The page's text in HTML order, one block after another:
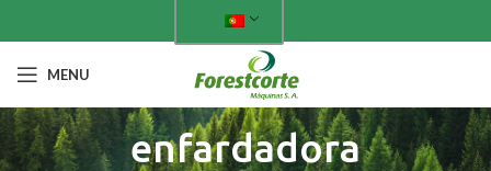
MENU
enfardadora